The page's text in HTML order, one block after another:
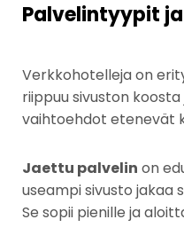
Palvelintyypit
Verkkohotelleja on
riippuu sivuston
vaihtoehdot etenevät
Jaettu palvelin on
useampi sivusto jakaa
Se sopii pienille ja